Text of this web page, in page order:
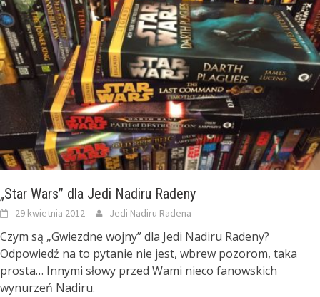
„Star Wars” dla Jedi Nadiru Radeny
29 kwietnia 2012 Jedi Nadiru Radena
Czym są „Gwiezdne wojny” dla Jedi Nadiru Radeny?
Odpowiedź na to pytanie nie jest, wbrew pozorom, taka
prosta… Innymi słowy przed Wami nieco fanowskich
wynurzeń Nadiru.